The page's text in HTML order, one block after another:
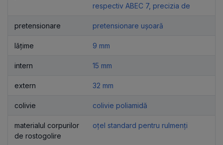
respectiv ABEC 7, precizia de
pretensionare pretensionare ușoară
lățime 9 mm
intern 15 mm
extern 32 mm
colivie colivie poliamidă
materialul corpurilor
de rostogolire
oțel standard pentru rulmenți